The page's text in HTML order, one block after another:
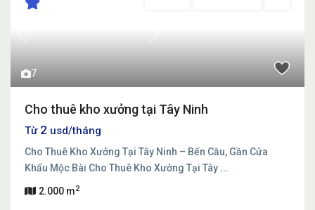
7
Previous Next
Cho thuê kho xưởng tại Tây Ninh
Từ 2 usd/tháng
Cho Thuê Kho Xưởng Tại Tây Ninh – Bến Cầu, Gần Cửa
Khẩu Mộc Bài Cho Thuê Kho Xưởng Tại Tây ...
2.000 m2